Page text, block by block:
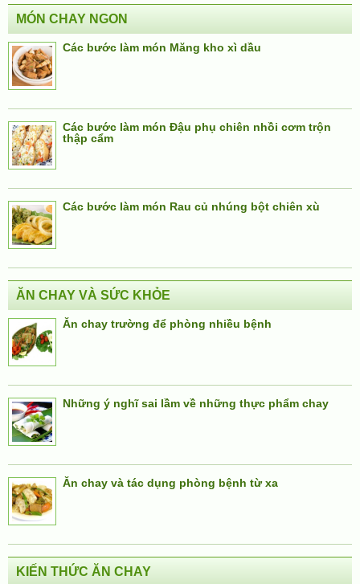
MÓN CHAY NGON
Các bước làm món Măng kho xì dầu
Các bước làm món Đậu phụ chiên nhồi cơm trộn
thập cẩm
Các bước làm món Rau củ nhúng bột chiên xù
ĂN CHAY VÀ SỨC KHỎE
Ăn chay trường để phòng nhiều bệnh
Những ý nghĩ sai lầm về những thực phẩm chay
Ăn chay và tác dụng phòng bệnh từ xa
KIẾN THỨC ĂN CHAY